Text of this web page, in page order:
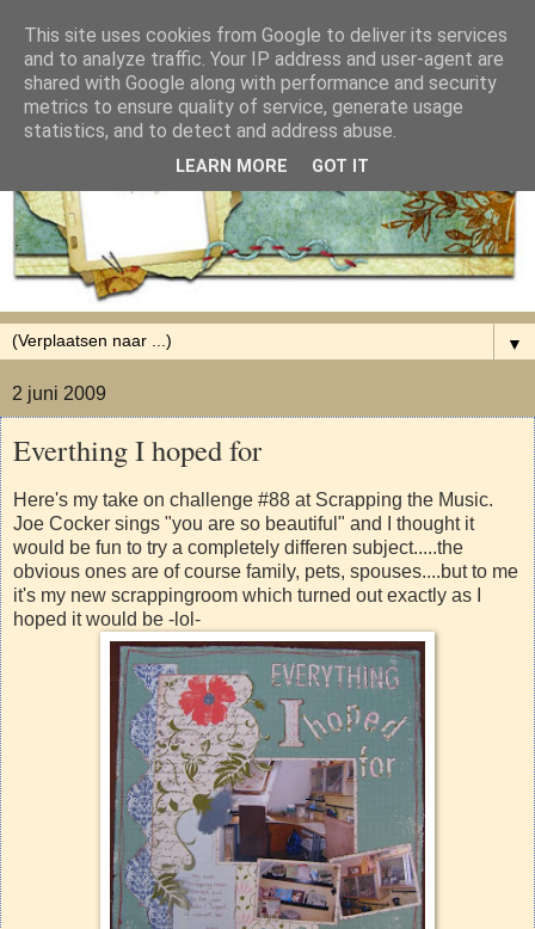
▼
2 juni 2009
Everthing I hoped for
Here's my take on challenge #88 at Scrapping the Music.
Joe Cocker sings "you are so beautiful" and I thought it
would be fun to try a completely differen subject.....the
obvious ones are of course family, pets, spouses....but to me
it's my new scrappingroom which turned out exactly as I
hoped it would be -lol-
This site uses cookies from Google to deliver its services
and to analyze traffic. Your IP address and user-agent are
shared with Google along with performance and security
metrics to ensure quality of service, generate usage
statistics, and to detect and address abuse.
LEARN MORE GOT IT